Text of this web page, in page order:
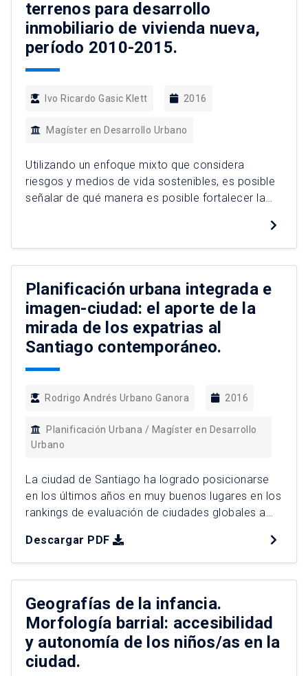
terrenos para desarrollo
inmobiliario de vivienda nueva,
período 2010-2015.
Ivo Ricardo Gasic Klett 2016
Magíster en Desarrollo Urbano
Utilizando un enfoque mixto que considera
riesgos y medios de vida sostenibles, es posible
señalar de qué manera es posible fortalecer la
socioculturales, históricas y territoriales. A través
de casos de estudio en la macrozona Norte
Chico, se identifican estrategias que se enmarcan
en categorías como […]
Planificación urbana integrada e
imagen-ciudad: el aporte de la
mirada de los expatrias al
Santiago contemporáneo.
Rodrigo Andrés Urbano Ganora 2016
Planificación Urbana / Magíster en Desarrollo
Urbano
La ciudad de Santiago ha logrado posicionarse
en los últimos años en muy buenos lugares en los
rankings de evaluación de ciudades globales a
una imagen nítida internacionalmente. Parte de
esta problemática radica en que los propios
santiaguinos no le atribuyen una valoración
positiva a su ciudad que […]
Descargar PDF
Geografías de la infancia.
Morfología barrial: accesibilidad
y autonomía de los niños/as en la
ciudad.